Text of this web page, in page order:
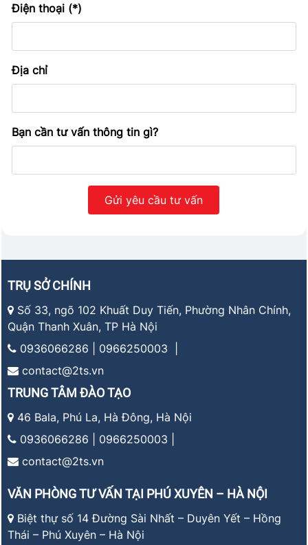
Điện thoại (*)
Địa chỉ
Bạn cần tư vấn thông tin gì?
TRỤ SỞ CHÍNH
Số 33, ngõ 102 Khuất Duy Tiến, Phường Nhân Chính,
Quận Thanh Xuân, TP Hà Nội
0936066286 | 0966250003 |
contact@2ts.vn
TRUNG TÂM ĐÀO TẠO
46 Bala, Phú La, Hà Đông, Hà Nội
0936066286 | 0966250003 |
contact@2ts.vn
VĂN PHÒNG TƯ VẤN TẠI PHÚ XUYÊN – HÀ NỘI
Biệt thự số 14 Đường Sài Nhất – Duyên Yết – Hồng
Thái – Phú Xuyên – Hà Nội